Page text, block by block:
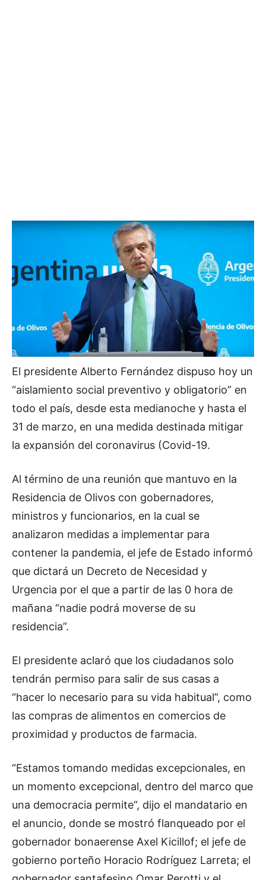
El presidente Alberto Fernández dispuso hoy un
“aislamiento social preventivo y obligatorio” en
todo el país, desde esta medianoche y hasta el
31 de marzo, en una medida destinada mitigar
la expansión del coronavirus (Covid-19.
Al término de una reunión que mantuvo en la
Residencia de Olivos con gobernadores,
ministros y funcionarios, en la cual se
analizaron medidas a implementar para
contener la pandemia, el jefe de Estado informó
que dictará un Decreto de Necesidad y
Urgencia por el que a partir de las 0 hora de
mañana “nadie podrá moverse de su
residencia”.
El presidente aclaró que los ciudadanos solo
tendrán permiso para salir de sus casas a
“hacer lo necesario para su vida habitual”, como
las compras de alimentos en comercios de
proximidad y productos de farmacia.
“Estamos tomando medidas excepcionales, en
un momento excepcional, dentro del marco que
una democracia permite”, dijo el mandatario en
el anuncio, donde se mostró flanqueado por el
gobernador bonaerense Axel Kicillof; el jefe de
gobierno porteño Horacio Rodríguez Larreta; el